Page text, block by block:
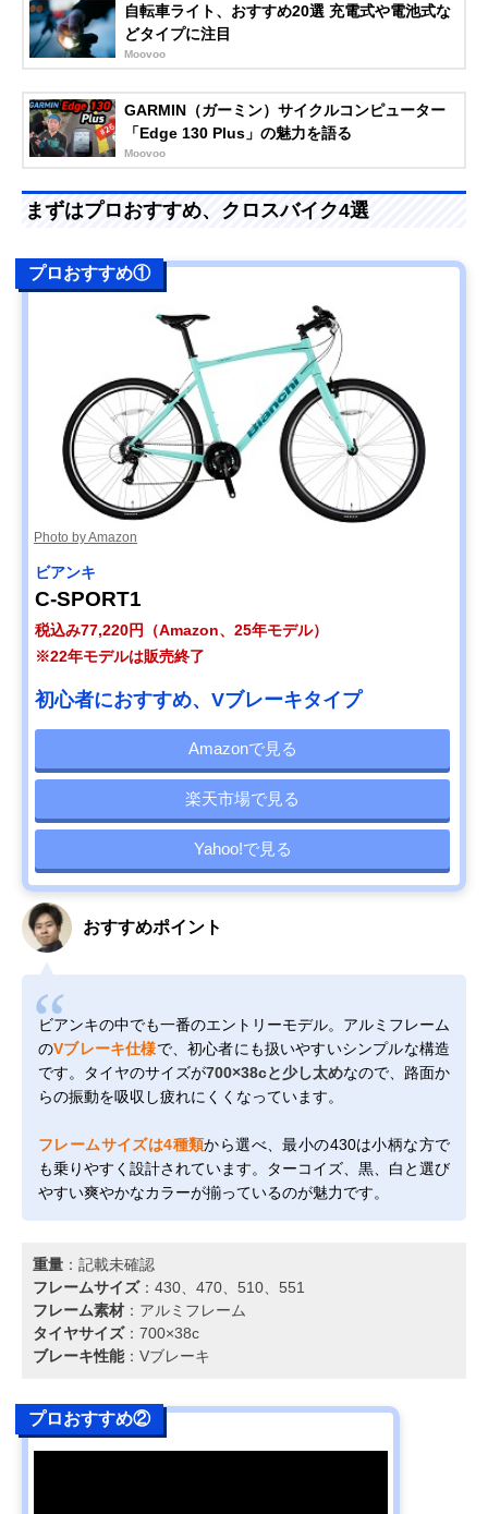
自転車ライト、おすすめ20選 充電式や電池式な
どタイプに注目
Moovoo
GARMIN（ガーミン）サイクルコンピューター
「Edge 130 Plus」の魅力を語る
Moovoo
まずはプロおすすめ、クロスバイク4選
プロおすすめ①
Photo by Amazon
ビアンキ
C-SPORT1
税込み77,220円（Amazon、25年モデル）
※22年モデルは販売終了
初心者におすすめ、Vブレーキタイプ
Amazonで見る
楽天市場で見る
Yahoo!で見る
おすすめポイント
ビアンキの中でも一番のエントリーモデル。アルミフレーム
のVブレーキ仕様で、初心者にも扱いやすいシンプルな構造
です。タイヤのサイズが700×38cと少し太めなので、路面か
らの振動を吸収し疲れにくくなっています。
フレームサイズは4種類から選べ、最小の430は小柄な方で
も乗りやすく設計されています。ターコイズ、黒、白と選び
やすい爽やかなカラーが揃っているのが魅力です。
重量 ：記載未確認
フレームサイズ：430、470、510、551
フレーム素材 ：アルミフレーム
タイヤサイズ：700×38c
ブレーキ性能：Vブレーキ
プロおすすめ②